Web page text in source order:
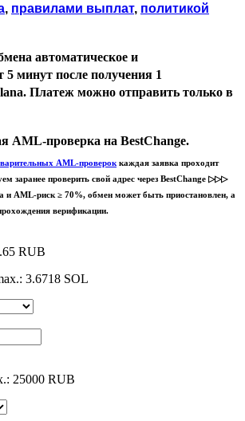
, правилами выплат, политикой
автоматическое и
5 минут после получения 1
Платеж можно отправить только в
AML-проверка на BestChange.
AML-проверок каждая заявка проходит
заранее проверить свой адрес через BestChange ▷▷▷
и AML-риск ≥ 70%, обмен может быть приостановлен, а
верификации.
RUB
3.6718 SOL
25000 RUB